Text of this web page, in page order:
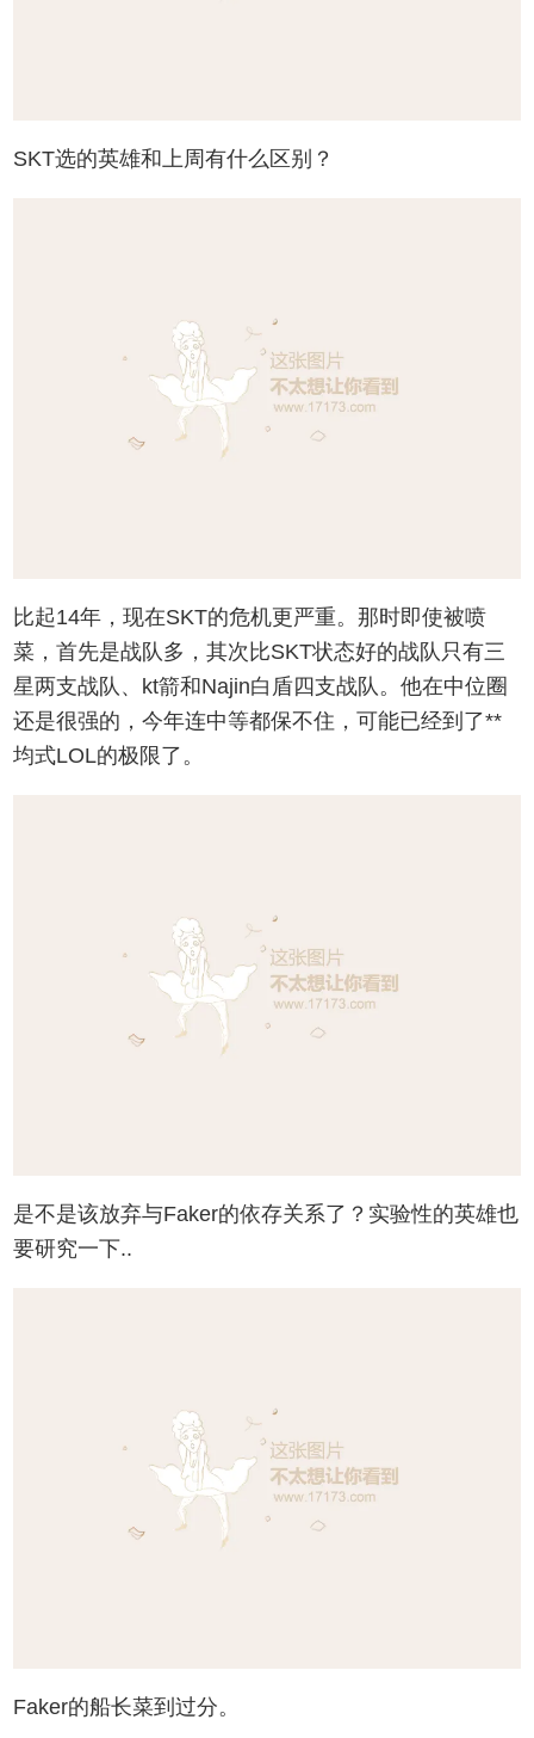
SKT选的英雄和上周有什么区别？
比起14年，现在SKT的危机更严重。那时即使被喷
菜，首先是战队多，其次比SKT状态好的战队只有三
星两支战队、kt箭和Najin白盾四支战队。他在中位圈
还是很强的，今年连中等都保不住，可能已经到了**
均式LOL的极限了。
是不是该放弃与Faker的依存关系了？实验性的英雄也
要研究一下..
Faker的船长菜到过分。